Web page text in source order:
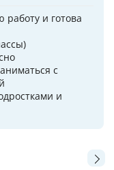
и готова
с
и